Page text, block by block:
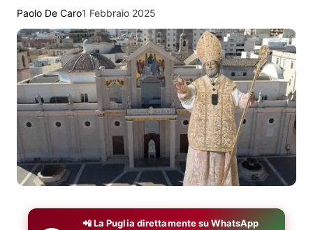
Paolo De Caro1 Febbraio 2025
📲 La Puglia direttamente su WhatsApp